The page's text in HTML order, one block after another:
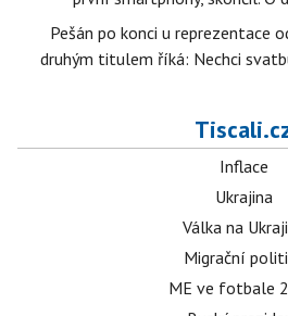
Pešán po konci u reprezentace
druhým titulem říká: Nechci
Inflace
Ukrajina
Válka na
Migrační
ME ve fotbale